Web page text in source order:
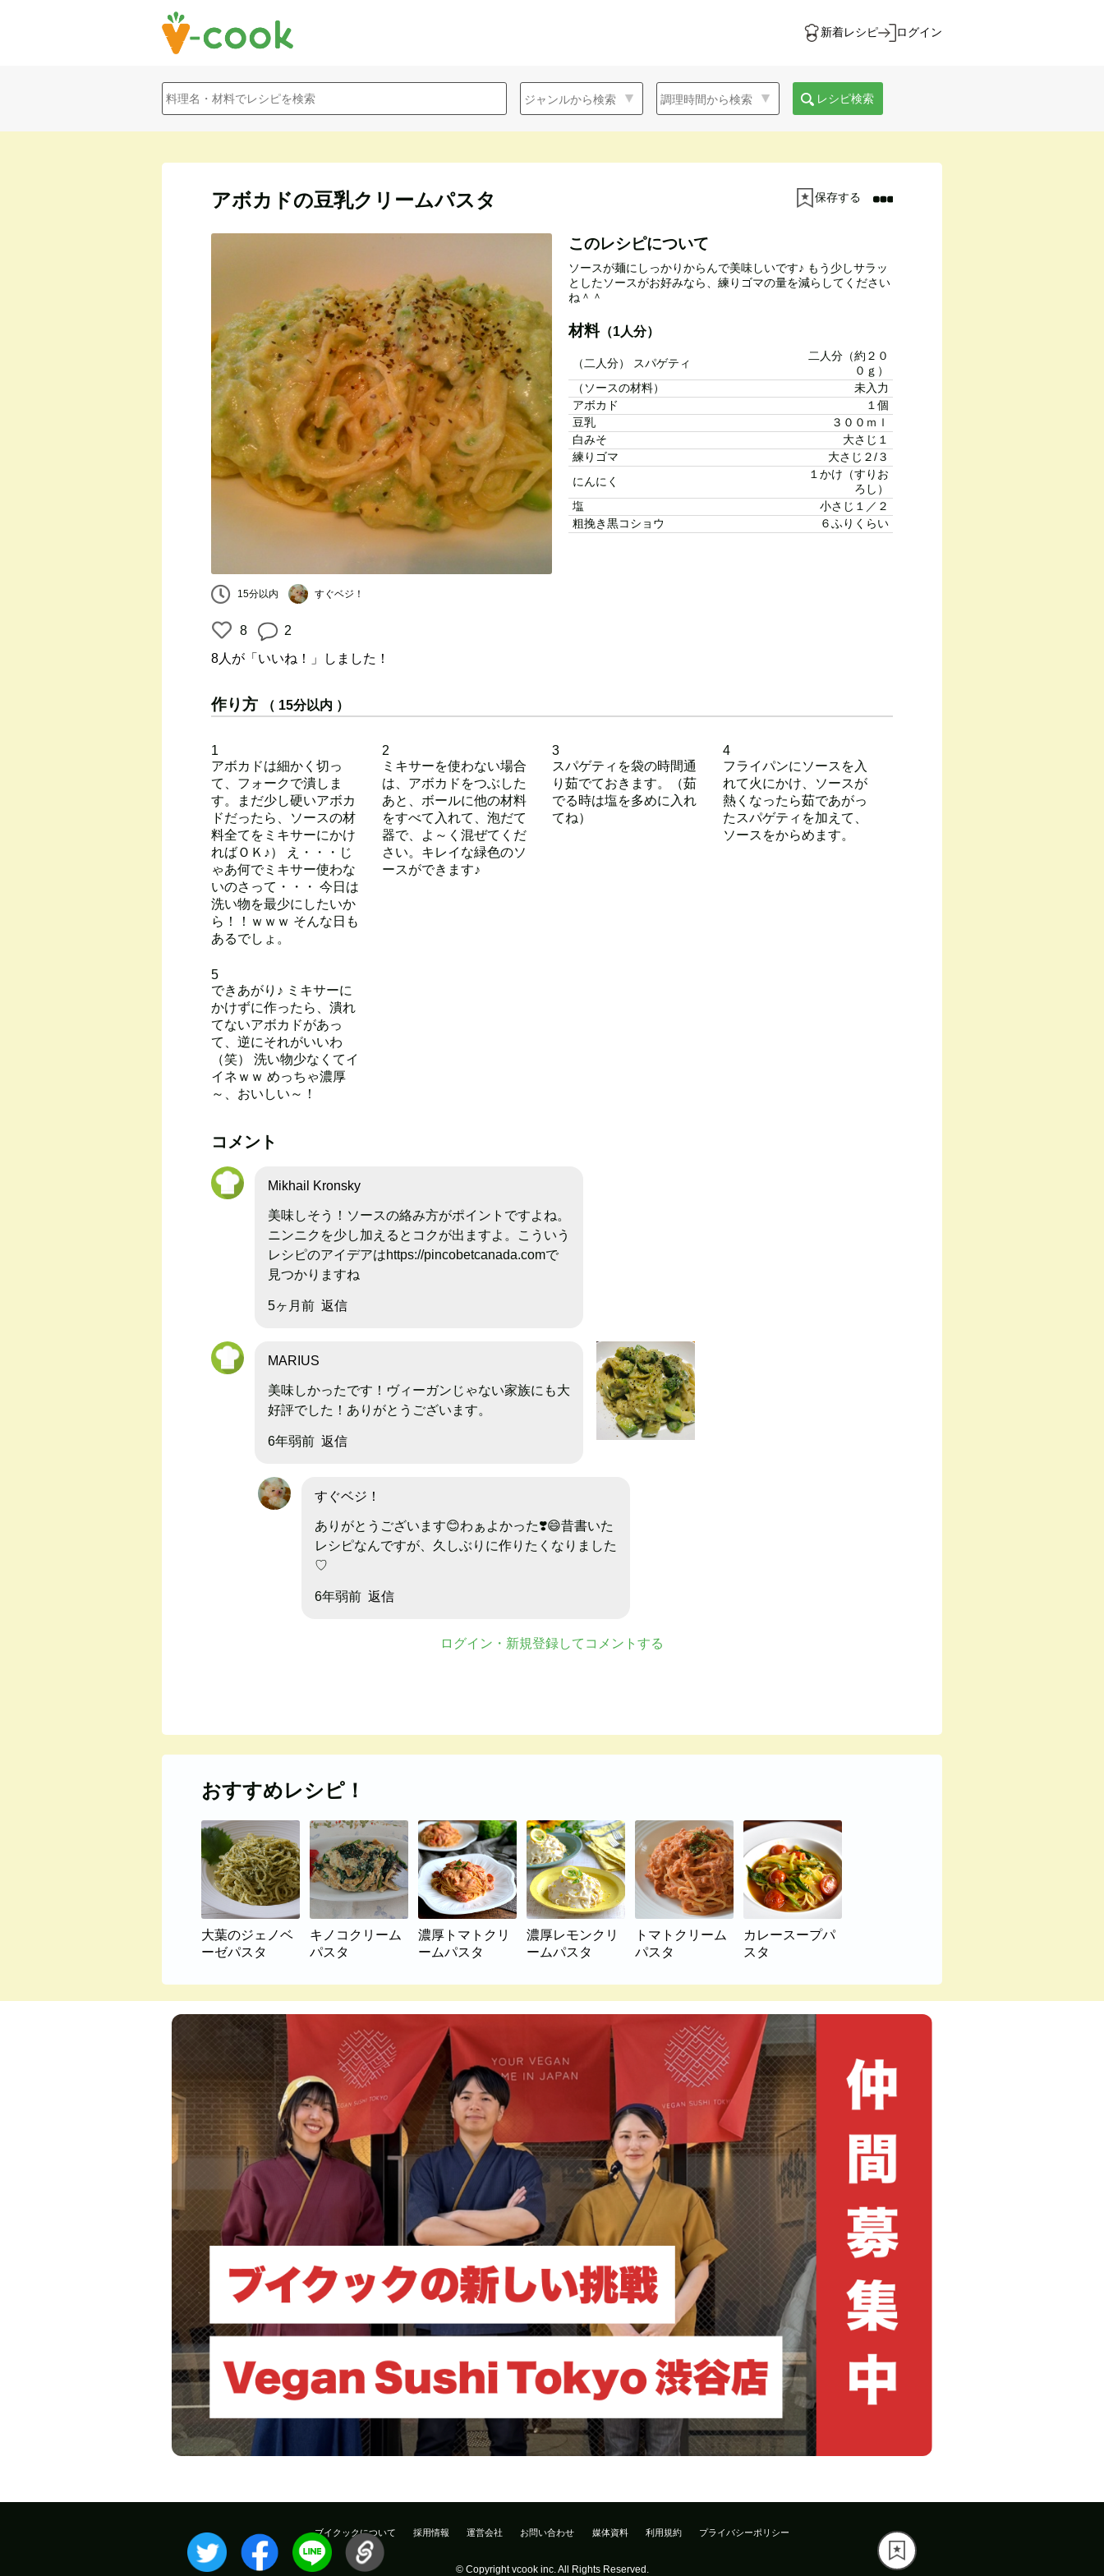
新着レシピ ログイン
レシピ検索
アボカドの豆乳クリームパスタ 保存する
15分以内 すぐベジ！
8 2
8人 が「いいね！」しました！
このレシピについて
ソースが麺にしっかりからんで美味しいです♪ もう少しサラッ
としたソースがお好みなら、練りゴマの量を減らしてください
ね＾＾
材料（1人分）
（二人分） スパゲティ
二人分（約２０
０ｇ）
（ソースの材料）
未入力
アボカド
１個
豆乳
３００ｍｌ
白みそ
大さじ１
練りゴマ
大さじ２/３
にんにく
１かけ（すりお
ろし）
塩
小さじ１／２
粗挽き黒コショウ
６ふりくらい
作り方 （ 15分以内 ）
1
アボカドは細かく切っ
て、フォークで潰しま
す。まだ少し硬いアボカ
ドだったら、ソースの材
料全てをミキサーにかけ
ればＯＫ♪） え・・・じ
ゃあ何でミキサー使わな
いのさって・・・ 今日は
洗い物を最少にしたいか
ら！！ｗｗｗ そんな日も
あるでしょ。
2
ミキサーを使わない場合
は、アボカドをつぶした
あと、ボールに他の材料
をすべて入れて、泡だて
器で、よ～く混ぜてくだ
さい。キレイな緑色のソ
ースができます♪
3
スパゲティを袋の時間通
り茹でておきます。（茹
でる時は塩を多めに入れ
てね）
4
フライパンにソースを入
れて火にかけ、ソースが
熱くなったら茹であがっ
たスパゲティを加えて、
ソースをからめます。
5
できあがり♪ ミキサーに
かけずに作ったら、潰れ
てないアボカドがあっ
て、逆にそれがいいわ
（笑） 洗い物少なくてイ
イネｗｗ めっちゃ濃厚
～、おいしい～！
コメント
Mikhail Kronsky
美味しそう！ソースの絡み方がポイントですよね。
ニンニクを少し加えるとコクが出ますよ。こういう
レシピのアイデアはhttps://pincobetcanada.comで
見つかりますね
5ヶ月前 返信
MARIUS
美味しかったです！ヴィーガンじゃない家族にも大
好評でした！ありがとうございます。
6年弱前 返信
すぐベジ！
ありがとうございます😊わぁよかった❣️😄昔書いた
レシピなんですが、久しぶりに作りたくなりました
♡
6年弱前 返信
ログイン・新規登録してコメントする
おすすめレシピ！
大葉のジェノベ
ーゼパスタ
キノコクリーム
パスタ
濃厚トマトクリ
ームパスタ
濃厚レモンクリ
ームパスタ
トマトクリーム
パスタ
カレースープパ
スタ
ブイクックについて 採用情報 運営会社 お問い合わせ 媒体資料 利用規約 プライバシーポリシー
© Copyright vcook inc. All Rights Reserved.